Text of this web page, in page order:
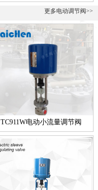
更多电动调节阀>>
TC911W电动小流量调节阀